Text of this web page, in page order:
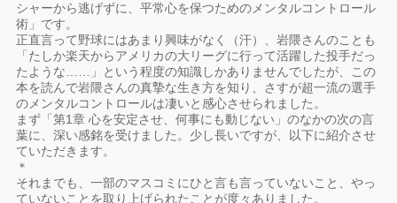
シャーから逃げずに、平常心を保つためのメンタルコントロール
術」です。
正直言って野球にはあまり興味がなく（汗）、岩隈さんのことも
「たしか楽天からアメリカの大リーグに行って活躍した投手だっ
たような……」という程度の知識しかありませんでしたが、この
本を読んで岩隈さんの真摯な生き方を知り、さすが超一流の選手
のメンタルコントロールは凄いと感心させられました。
まず「第1章 心を安定させ、何事にも動じない」のなかの次の言
葉に、深い感銘を受けました。少し長いですが、以下に紹介させ
ていただきます。
＊
それまでも、一部のマスコミにひと言も言っていないこと、やっ
ていないことを取り上げられたことが度々ありました。